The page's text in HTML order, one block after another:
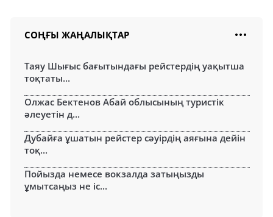
СОҢҒЫ ЖАҢАЛЫҚТАР
Таяу Шығыс бағытындағы рейстердің уақытша
тоқтаты...
Олжас Бектенов Абай облысының туристік
әлеуетін д...
Дубайға ұшатын рейстер сәуірдің аяғына дейін
тоқ...
Пойызда немесе вокзалда затыңызды
ұмытсаңыз не іс...